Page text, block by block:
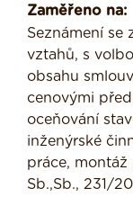
Zaměřeno na:
Seznámení se
vztahů, s
obsahu
cenovými
oceňování
inženýrské
práce, montáž
Sb.,Sb., 231/